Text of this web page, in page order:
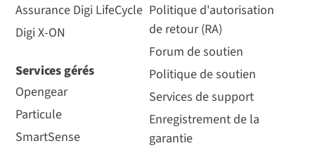
Assurance Digi LifeCycle
Digi X-ON
Services gérés
Opengear
Particule
SmartSense
Politique d'autorisation
de retour (RA)
Forum de soutien
Politique de soutien
Services de support
Enregistrement de la
garantie